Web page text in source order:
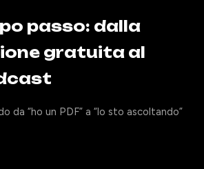
passo: dalla
gratuita al
da “ho un PDF” a “lo sto ascoltando”